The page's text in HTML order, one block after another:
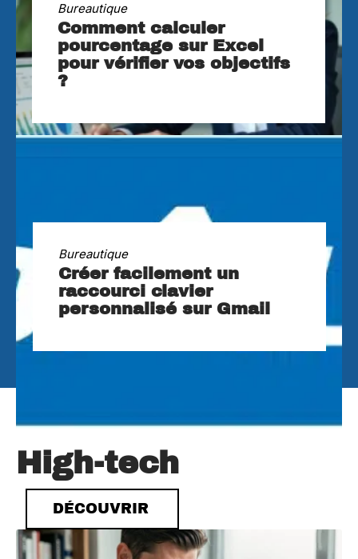
Bureautique
Comment calculer
pourcentage sur Excel
pour vérifier vos objectifs
?
Bureautique
Créer facilement un
raccourci clavier
personnalisé sur Gmail
High-tech
DÉCOUVRIR